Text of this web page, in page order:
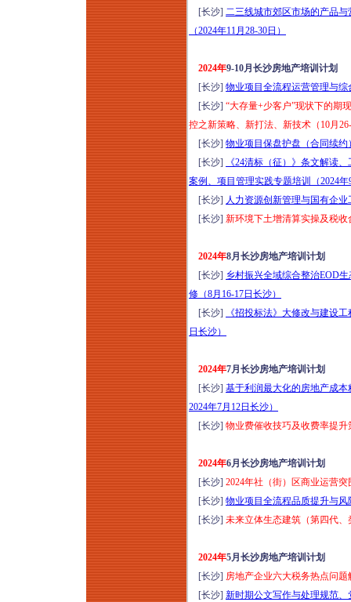
[长沙] 二三线城市郊区市场的产品
（2024年11月28-30日）
2024年9-10月长沙房地产培训计划
[长沙] 物业项目全流程运营管理与综
[长沙] “大存量+少客户”现状下的期
控之新策略、新打法、新技术（10月
[长沙] 物业项目保盘护盘（合同续约
[长沙]
《24清标（征）》条文解读
案例、项目管理实践专题培训（2024
[长沙] 人力资源创新管理与国有企
[长沙] 新环境下土增清算实操及税收
2024年8月长沙房地产培训计划
[长沙] 乡村振兴全域综合整治EOD
修（8月16-17日长沙）
[长沙]
《招投标法》大修改与建设
日长沙）
2024年7月长沙房地产培训计划
[长沙] 基于利润最大化的房地产成
2024年7月12日长沙）
[长沙] 物业费催收技巧及收费率提
2024年6月长沙房地产培训计划
[长沙] 2024年社（街）区商业运营
[长沙] 物业项目全流程品质提升与风
[长沙] 未来立体生态建筑（第四代
2024年5月长沙房地产培训计划
[长沙] 房地产企业六大税务热点问
[长沙] 新时期公文写作与处理规范